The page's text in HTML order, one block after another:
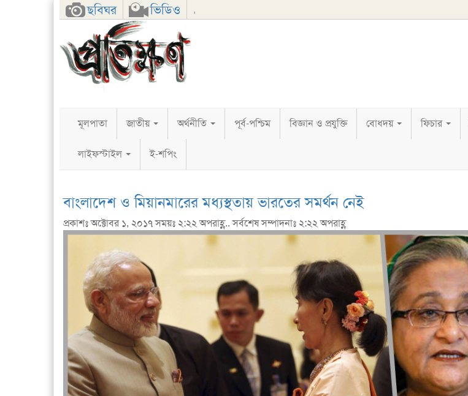
ছবিঘর ভিডিও ,
FacebookTwitterGoogle+
মূলপাতা জাতীয় অর্থনীতি পূর্ব-পশ্চিম বিজ্ঞান ও প্রযুক্তি বোধদয় ফিচার
লাইফস্টাইল ই-শপিং
বাংলাদেশ ও মিয়ানমারের মধ্যস্থতায় ভারতের সমর্থন নেই
প্রকাশঃ অক্টোবর ১, ২০১৭ সময়ঃ ২:২২ অপরাহ্ণ.. সর্বশেষ সম্পাদনাঃ ২:২২ অপরাহ্ণ